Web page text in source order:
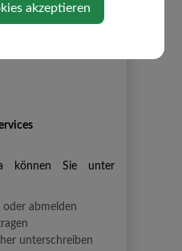
Umstieg auf die
möglich. Für die
können Sie unter
abmelden
unterschreiben
akzeptieren